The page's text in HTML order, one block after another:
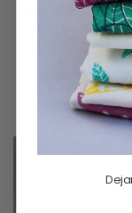
Etiquetas:Basicos